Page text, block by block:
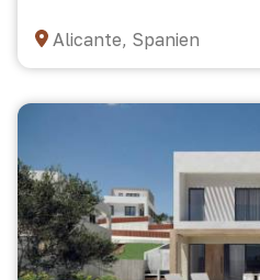
Alicante, Spanien